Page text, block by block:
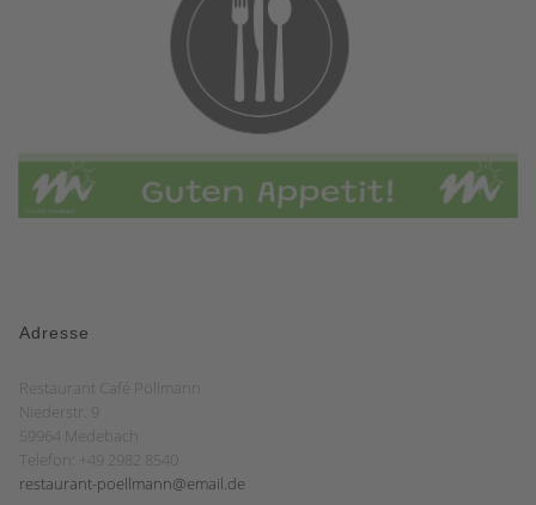
Adresse
Restaurant Café Pöllmann
Niederstr. 9
59964 Medebach
Telefon: +49 2982 8540
restaurant-poellmann@email.de